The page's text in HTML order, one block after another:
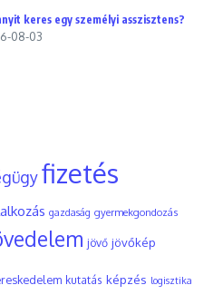
keres egy személyi asszisztens?
08-03
fizetés
gazdaság gyermekgondozás
jövő jövőkép
kutatás képzés logisztika